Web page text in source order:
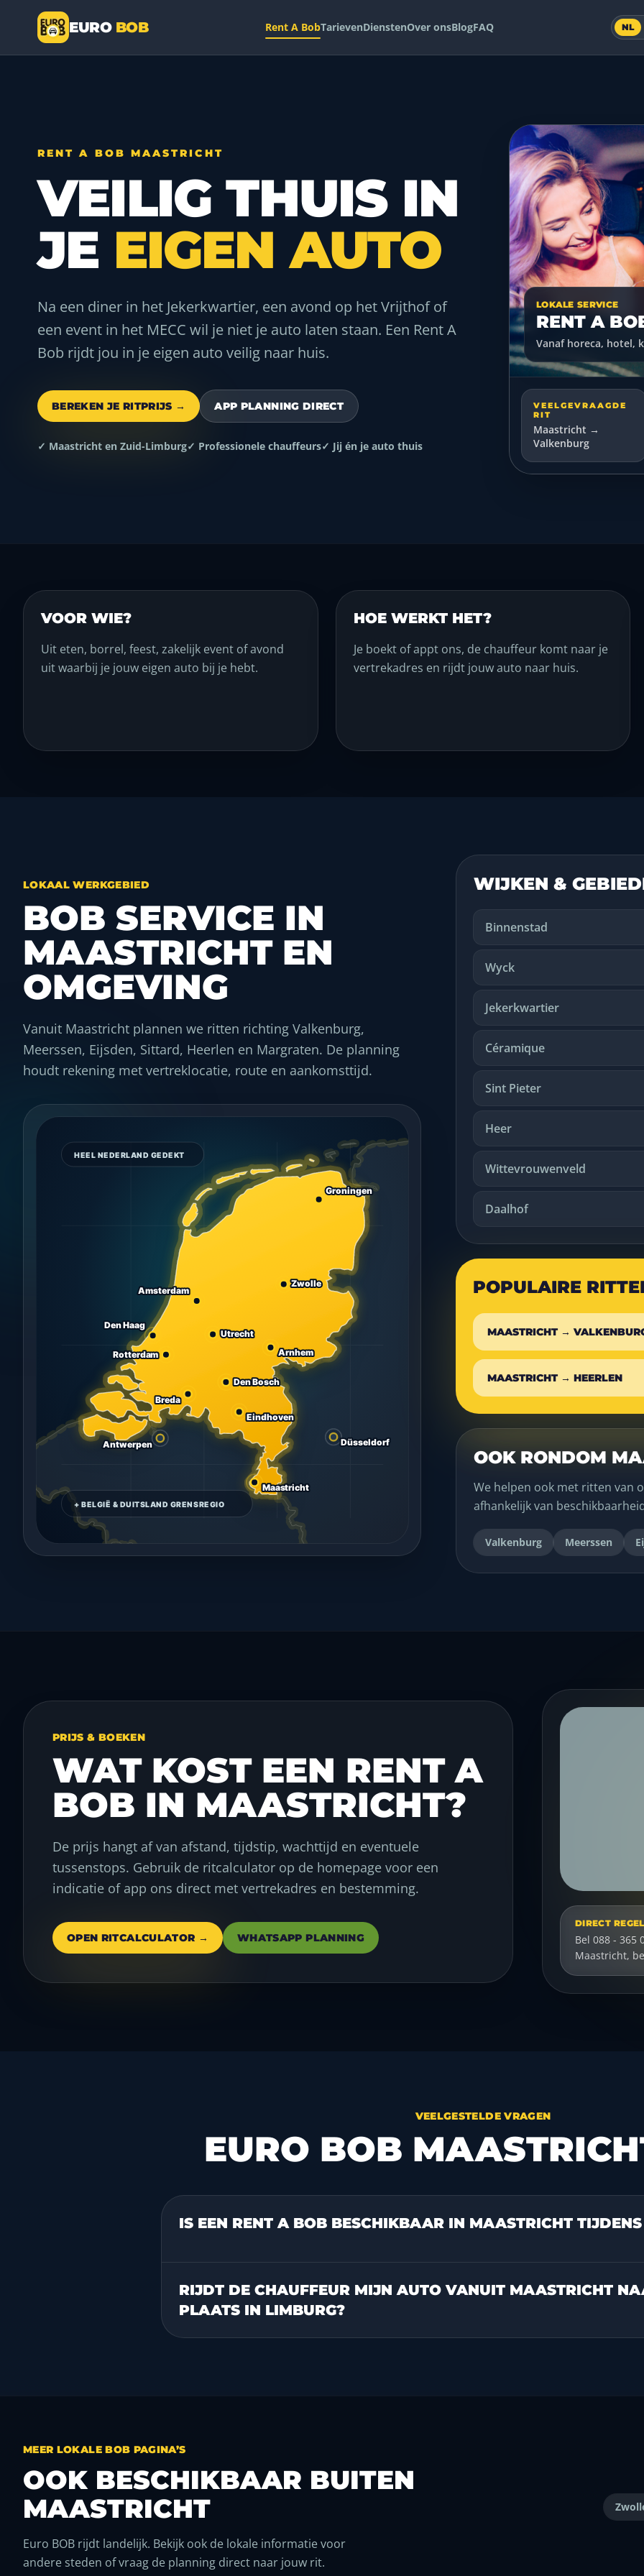
EURO BOB
— a DriveMe company Rent A BobTarievenDienstenOver onsBlogFAQ NL
RENT A BOB MAASTRICHT
VEILIG THUIS IN
JE EIGEN AUTO
Na een diner in het Jekerkwartier, een avond op het Vrijthof of
een event in het MECC wil je niet je auto laten staan. Een Rent A
Bob rijdt jou in je eigen auto veilig naar huis.
BEREKEN JE RITPRIJS → APP PLANNING DIRECT
✓ Maastricht en Zuid-Limburg✓ Professionele chauffeurs✓ Jij én je auto thuis
LOKALE SERVICE
RENT A
Vanaf horeca, hotel,
VEELGEVRAAGDE
RIT
Maastricht →
Valkenburg
VOOR WIE?
Uit eten, borrel, feest, zakelijk event of avond
uit waarbij je jouw eigen auto bij je hebt.
HOE WERKT HET?
Je boekt of appt ons, de chauffeur komt naar je
vertrekadres en rijdt jouw auto naar huis.
LOKAAL WERKGEBIED
BOB SERVICE IN
MAASTRICHT EN
OMGEVING
Vanuit Maastricht plannen we ritten richting Valkenburg,
Meerssen, Eijsden, Sittard, Heerlen en Margraten. De planning
houdt rekening met vertreklocatie, route en aankomsttijd.
WIJKEN &
Binnenstad
Wyck
Jekerkwartier
Céramique
Sint Pieter
Heer
Wittevrouwenveld
Daalhof
POPULAIRE
MAASTRICHT →
MAASTRICHT → HEERLEN
OOK RONDOM
We helpen ook met ritten van
afhankelijk van
Valkenburg Meerssen
PRIJS & BOEKEN
WAT KOST EEN RENT A
BOB IN MAASTRICHT?
De prijs hangt af van afstand, tijdstip, wachttijd en eventuele
tussenstops. Gebruik de ritcalculator op de homepage voor een
indicatie of app ons direct met vertrekadres en bestemming.
OPEN RITCALCULATOR → WHATSAPP PLANNING
DIRECT
Bel 088 - 365
Maastricht,
VEELGESTELDE VRAGEN
EURO BOB
IS EEN RENT A BOB BESCHIKBAAR IN MAASTRICHT
RIJDT DE CHAUFFEUR MIJN AUTO VANUIT MAASTRICHT
PLAATS IN LIMBURG?
MEER LOKALE BOB PAGINA’S
OOK BESCHIKBAAR BUITEN
MAASTRICHT
Euro BOB rijdt landelijk. Bekijk ook de lokale informatie voor
andere steden of vraag de planning direct naar jouw rit.